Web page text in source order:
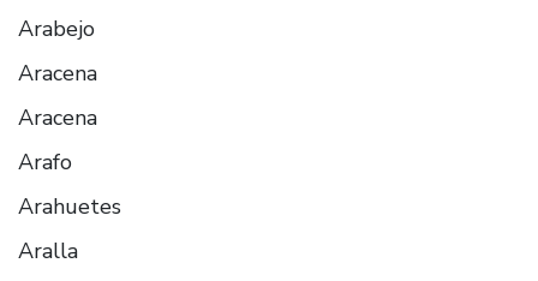
Arabejo
Aracena
Aracena
Arafo
Arahuetes
Aralla